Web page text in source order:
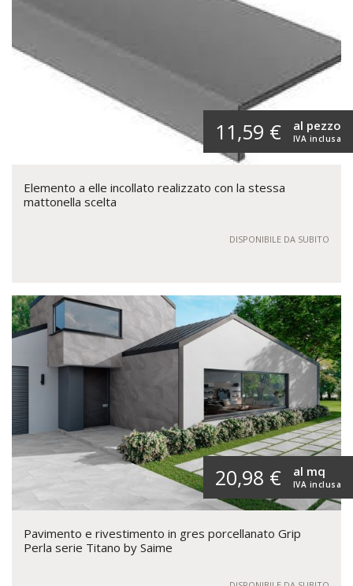
11,59 € IVA inclusa
al pezzo
Elemento a elle incollato realizzato con la stessa
mattonella scelta
DISPONIBILE DA SUBITO
20,98 € IVA inclusa
al mq
Pavimento e rivestimento in gres porcellanato Grip
Perla serie Titano by Saime